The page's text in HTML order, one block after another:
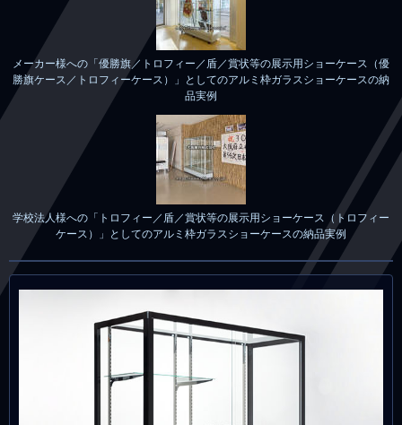
メーカー様への「優勝旗／トロフィー／盾／賞状等の展示用ショーケース（優
勝旗ケース／トロフィーケース）」としてのアルミ枠ガラスショーケースの納
品実例
学校法人様への「トロフィー／盾／賞状等の展示用ショーケース（トロフィー
ケース）」としてのアルミ枠ガラスショーケースの納品実例